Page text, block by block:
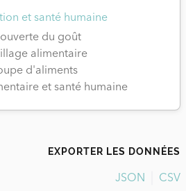
et santé humaine
du goût
alimentaire
d'aliments
et santé humaine
EXPORTER LES DONNÉES
JSON CSV